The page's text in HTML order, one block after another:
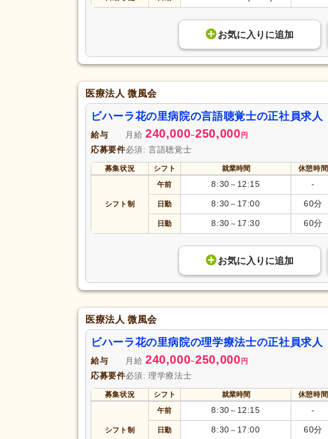
お気に入り に追加
医療法人 微風会
ビハーラ花の里病院の言語聴覚士の正社員求人
給与 月給 240,000~250,000 円
応募要件必須: 言語聴覚士
募集状況 シフト 就業時間 休憩時間
シフト制
午前 8:30 ～ 12:15 -
日勤 8:30 ～ 17:00 60分
日勤 8:30 ～ 17:30 60分
お気に入り に追加
医療法人 微風会
ビハーラ花の里病院の理学療法士の正社員求人
給与 月給 240,000~250,000 円
応募要件必須: 理学療法士
募集状況 シフト 就業時間 休憩時間
シフト制
午前 8:30 ～ 12:15 -
日勤 8:30 ～ 17:00 60分